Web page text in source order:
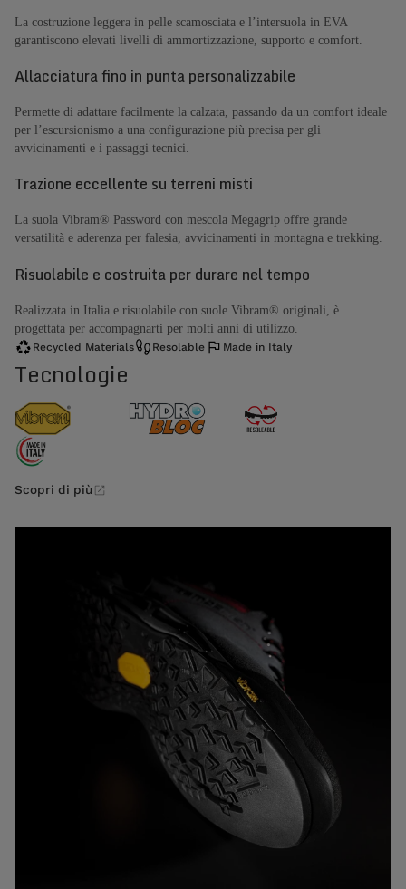
La costruzione leggera in pelle scamosciata e l’intersuola in EVA
garantiscono elevati livelli di ammortizzazione, supporto e comfort.
Allacciatura fino in punta personalizzabile
Permette di adattare facilmente la calzata, passando da un comfort ideale
per l’escursionismo a una configurazione più precisa per gli
avvicinamenti e i passaggi tecnici.
Trazione eccellente su terreni misti
La suola Vibram® Password con mescola Megagrip offre grande
versatilità e aderenza per falesia, avvicinamenti in montagna e trekking.
Risuolabile e costruita per durare nel tempo
Realizzata in Italia e risuolabile con suole Vibram® originali, è
progettata per accompagnarti per molti anni di utilizzo.
Recycled Materials Resolable Made in Italy
Tecnologie
Scopri di più